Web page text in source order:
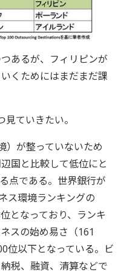
あるが、フィリピンが
くためにはまだまだ課
ていきたい。
）が整っていないため
国と比較して低位にと
点である。世界銀行が
ス環境ランキングの
となっており、ランキ
スの始め易さ（161
位以下となっている。ビ
税、融資、清算などで